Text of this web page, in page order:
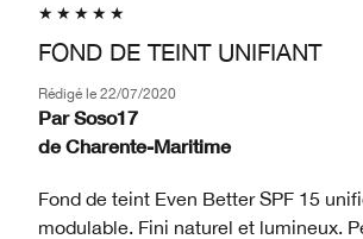
FOND DE TEINT UNIFIANT
Rédigé le 22/07/2020
Par Soso17
de Charente-Maritime
Fond de teint Even Better SPF 15
modulable. Fini naturel et lumineux.